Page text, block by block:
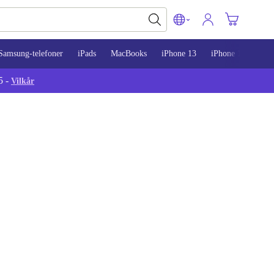
telefoner iPads MacBooks iPhone 13 iPhone 14
- Vilkår